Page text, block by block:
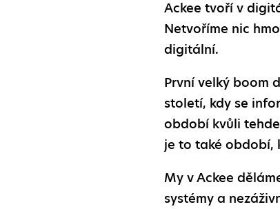
Ackee tvoří v
Netvoříme nic
digitální.
První velký boom
století, kdy se
období kvůli
je to také období,
My v Ackee
systémy a